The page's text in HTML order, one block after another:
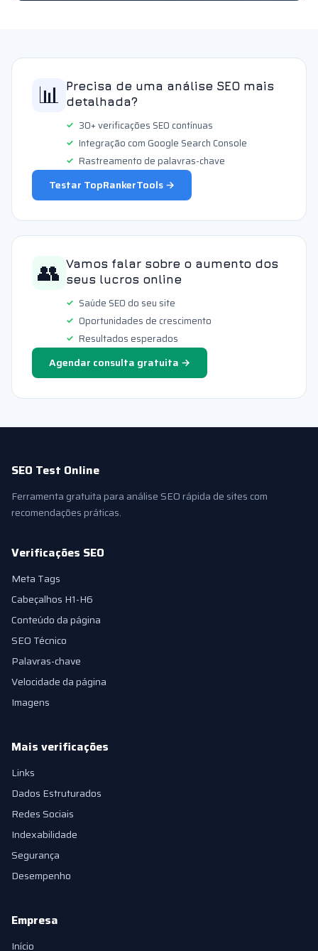
📊 Precisa de uma análise SEO mais
detalhada?
30+ verificações SEO contínuas
Integração com Google Search Console
Rastreamento de palavras-chave
Testar TopRankerTools →
👥 Vamos falar sobre o aumento dos
seus lucros online
Saúde SEO do seu site
Oportunidades de crescimento
Resultados esperados
Agendar consulta gratuita →
SEO Test Online
Ferramenta gratuita para análise SEO rápida de sites com
recomendações práticas.
Verificações SEO
Meta Tags
Cabeçalhos H1-H6
Conteúdo da página
SEO Técnico
Palavras-chave
Velocidade da página
Imagens
Mais verificações
Links
Dados Estruturados
Redes Sociais
Indexabilidade
Segurança
Desempenho
Empresa
Início